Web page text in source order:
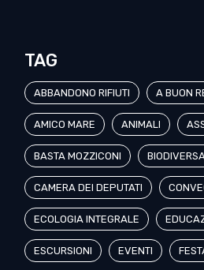
TAG
ABBANDONO RIFIUTI A BUON
AMICO MARE ANIMALI
BASTA MOZZICONI
CAMERA DEI DEPUTATI
ECOLOGIA INTEGRALE
ESCURSIONI EVENTI